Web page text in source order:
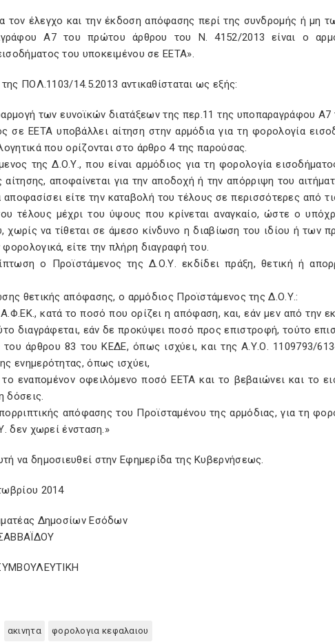
τον έλεγχο και την έκδοση απόφασης περί της συνδρομής ή μη
Α7 του πρώτου άρθρου του Ν. 4152/2013 είναι ο
του υποκειμένου σε ΕΕΤΑ».
ΠΟΛ.1103/14.5.2013 αντικαθίσταται ως εξής:
των ευνοϊκών διατάξεων της περ.11 της υποπαραγράφου
σε ΕΕΤΑ υποβάλλει αίτηση στην αρμόδια για τη φορολογία
που ορίζονται στο άρθρο 4 της παρούσας.
της Δ.Ο.Υ., που είναι αρμόδιος για τη φορολογία
αίτησης, αποφαίνεται για την αποδοχή ή την απόρριψη του
αποφασίσει είτε την καταβολή του τέλους σε περισσότερες από
τέλους μέχρι του ύψους που κρίνεται αναγκαίο, ώστε ο
χωρίς να τίθεται σε άμεσο κίνδυνο η διαβίωση του ιδίου ή των
είτε την πλήρη διαγραφή του.
ο Προϊστάμενος της Δ.Ο.Υ. εκδίδει πράξη, θετική ή
θετικής απόφασης, ο αρμόδιος Προϊστάμενος της Δ.Ο.Υ.:
κατά το ποσό που ορίζει η απόφαση, και, εάν μεν από την
διαγράφεται, εάν δε προκύψει ποσό προς επιστροφή, τούτο
του άρθρου 83 του ΚΕΔΕ, όπως ισχύει, και της Α.Υ.Ο. 1109793/
ενημερότητας, όπως ισχύει,
εναπομένον οφειλόμενο ποσό ΕΕΤΑ και το βεβαιώνει και το
δόσεις.
απόφασης του Προϊσταμένου της αρμόδιας, για τη
δεν χωρεί ένσταση.»
να δημοσιευθεί στην Εφημερίδα της Κυβερνήσεως.
2014
Δημοσίων Εσόδων
ακινητα φορολογια κεφαλαιου